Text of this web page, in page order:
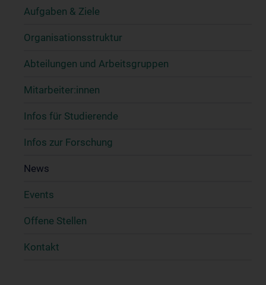
Aufgaben & Ziele
Organisationsstruktur
Abteilungen und Arbeitsgruppen
Mitarbeiter:innen
Infos für Studierende
Infos zur Forschung
News
Events
Offene Stellen
Kontakt